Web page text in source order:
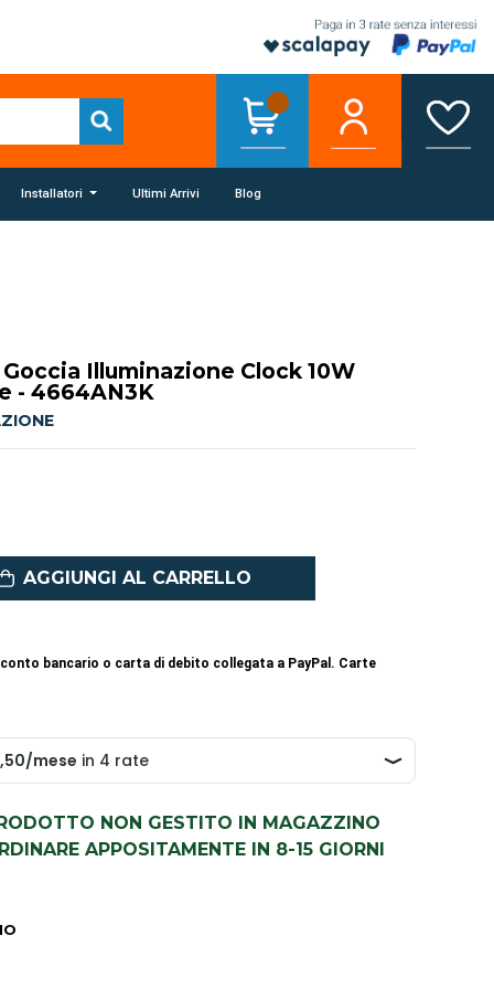
Installatori Ultimi Arrivi Blog
Illuminazione Clock 10W
- 4664AN3K
AGGIUNGI AL CARRELLO
conto bancario o carta di debito collegata a PayPal. Carte
NON GESTITO IN MAGAZZINO
APPOSITAMENTE IN 8-15 GIORNI